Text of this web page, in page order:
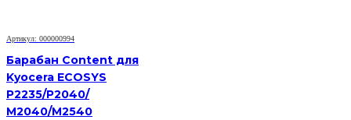
1800
1801
2011
2210
2211
Артикул: 000000994
Барабан Content для
Kyocera ECOSYS
P2235/P2040/
M2040/M2540